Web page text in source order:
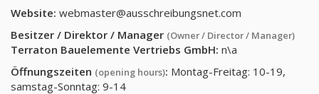
Website: webmaster@ausschreibungsnet.com
Besitzer / Direktor / Manager (Owner / Director / Manager)
Terraton Bauelemente Vertriebs GmbH: n\a
Öffnungszeiten (opening hours): Montag-Freitag: 10-19,
samstag-Sonntag: 9-14